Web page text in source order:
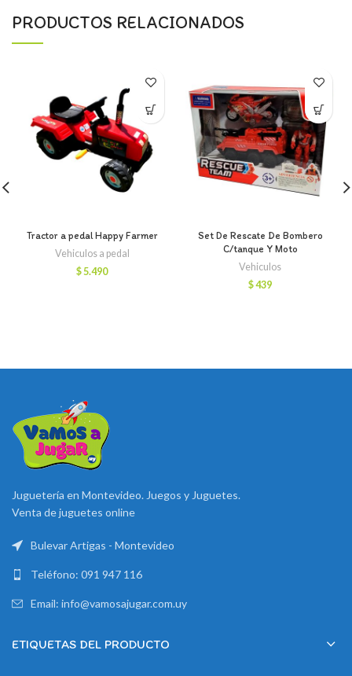
PRODUCTOS RELACIONADOS
Tractor a pedal Happy Farmer
Vehiculos a pedal
$5.490
Set De Rescate De Bombero
C/tanque Y Moto
Vehiculos
$439
Juguetería en Montevideo. Juegos y Juguetes.
Venta de juguetes online
Bulevar Artigas - Montevideo
Teléfono: 091 947 116
Email: info@vamosajugar.com.uy
ETIQUETAS DEL PRODUCTO